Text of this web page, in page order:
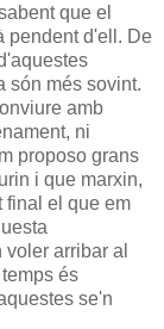
que el
pendent d'ell. De
són més sovint.
amb
ni
proposo grans
i que marxin,
final el que em
arribar al
és
se'n